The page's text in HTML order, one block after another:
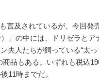
言及されているが、今回発
」の中には、ドリゼラとア
夫人たちが飼っている“太
商品もある。いずれも税込
11時までだ。